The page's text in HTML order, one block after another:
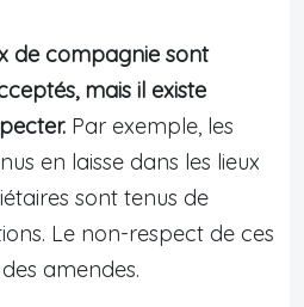
de compagnie sont
mais il existe
Par exemple, les
en laisse dans les lieux
sont tenus de
Le non-respect de ces
amendes.